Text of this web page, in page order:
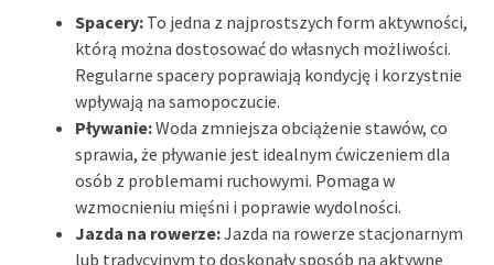
Spacery: To jedna z najprostszych form aktywności,
którą można dostosować do własnych możliwości.
Regularne spacery poprawiają kondycję i korzystnie
wpływają na samopoczucie.
Pływanie:Woda zmniejsza obciążenie stawów, co
sprawia, że pływanie jest idealnym ćwiczeniem dla
osób z problemami ruchowymi. Pomaga w
wzmocnieniu mięśni i poprawie wydolności.
Jazda na rowerze:Jazda na rowerze stacjonarnym
lub tradycyjnym to doskonały sposób na aktywne